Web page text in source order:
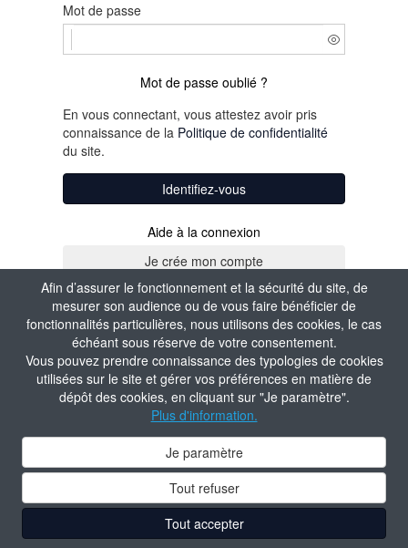
Afin d’assurer le fonctionnement et la sécurité du site, de
mesurer son audience ou de vous faire bénéficier de
fonctionnalités particulières, nous utilisons des cookies, le cas
échéant sous réserve de votre consentement.
Vous pouvez prendre connaissance des typologies de cookies
utilisées sur le site et gérer vos préférences en matière de
dépôt des cookies, en cliquant sur "Je paramètre".
Plus d'information.
Je paramètre
Tout refuser
Tout accepter
Mot de passe
Mot de passe oublié ?
En vous connectant, vous attestez avoir pris
connaissance de la Politique de confidentialité
du site.
Identifiez-vous
Aide à la connexion